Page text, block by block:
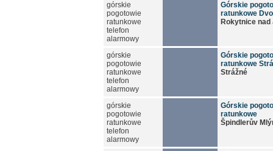
górskie
pogotowie
ratunkowe
telefon
alarmowy
Górskie
ratunkowe
Rokytnice nad
górskie
pogotowie
ratunkowe
telefon
alarmowy
Górskie
ratunkowe
Strážné
górskie
pogotowie
ratunkowe
telefon
alarmowy
Górskie
ratunkowe
Špindlerův